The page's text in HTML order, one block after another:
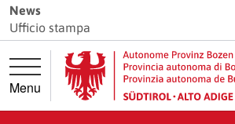
Vai direttamente alla navigazione principale
Vai al contenuto principale
News
Ufficio stampa
Menu